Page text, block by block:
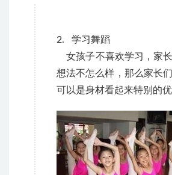
2. 学习舞蹈
女孩子不喜欢学习，家
想法不怎么样，那么家长
可以是身材看起来特别的